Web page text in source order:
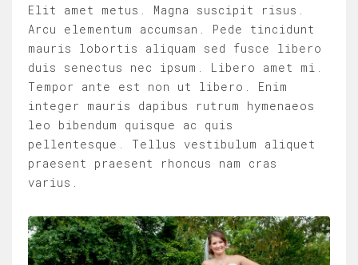
Elit amet metus. Magna suscipit risus.
Arcu elementum accumsan. Pede tincidunt
mauris lobortis aliquam sed fusce libero
duis senectus nec ipsum. Libero amet mi.
Tempor ante est non ut libero. Enim
integer mauris dapibus rutrum hymenaeos
leo bibendum quisque ac quis
pellentesque. Tellus vestibulum aliquet
praesent praesent rhoncus nam cras
varius.